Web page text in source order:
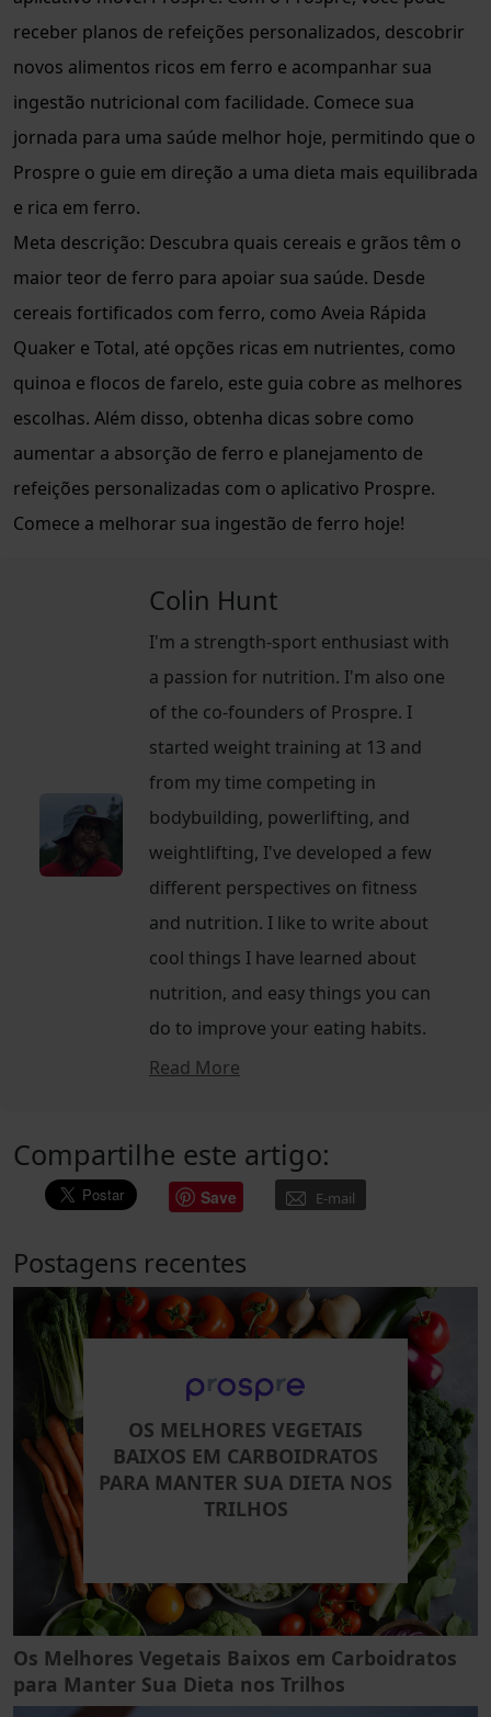
receber planos de refeições personalizados, descobrir
novos alimentos ricos em ferro e acompanhar sua
ingestão nutricional com facilidade. Comece sua
jornada para uma saúde melhor hoje, permitindo que o
Prospre o guie em direção a uma dieta mais equilibrada
e rica em ferro.
Meta descrição: Descubra quais cereais e grãos têm o
maior teor de ferro para apoiar sua saúde. Desde
cereais fortificados com ferro, como Aveia Rápida
Quaker e Total, até opções ricas em nutrientes, como
quinoa e flocos de farelo, este guia cobre as melhores
escolhas. Além disso, obtenha dicas sobre como
aumentar a absorção de ferro e planejamento de
refeições personalizadas com o aplicativo Prospre.
Comece a melhorar sua ingestão de ferro hoje!
Colin Hunt
I'm a strength-sport enthusiast with
a passion for nutrition. I'm also one
of the co-founders of Prospre. I
started weight training at 13 and
from my time competing in
bodybuilding, powerlifting, and
weightlifting, I've developed a few
different perspectives on fitness
and nutrition. I like to write about
cool things I have learned about
nutrition, and easy things you can
do to improve your eating habits.
Read More
Compartilhe este artigo:
Save E-mail
Postagens recentes
OS MELHORES VEGETAIS
BAIXOS EM CARBOIDRATOS
PARA MANTER SUA DIETA NOS
TRILHOS
Os Melhores Vegetais Baixos em Carboidratos
para Manter Sua Dieta nos Trilhos